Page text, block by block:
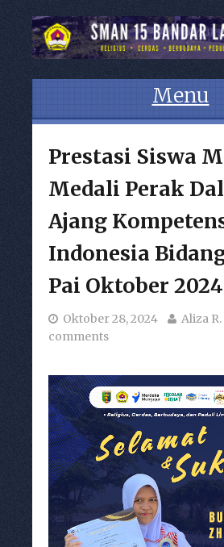
Menu
Prestasi Siswa
Medali Perak
Ajang
Indonesia
Pai Oktober 2024
Oktober 28, 2024 Aliza R.
comments